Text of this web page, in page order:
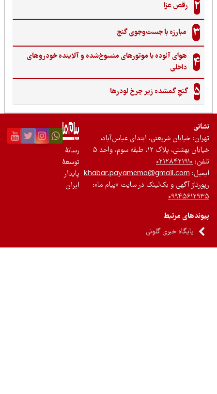
رقص عزا
مبارزه با جست‌وجوی گنج‌
هوای آلوده با موتورهای منسوخ‌شده و آلاینده خودروهای
داخلی
گنجِ گمشده زیر چرخ لودرها
خیابان شریعتی، ابتدای عباس‌آباد،
بهشتی، پلاک ۱۲، طبقه سوم، واحد ۵
۰۲۱۲۸۴۲۱۹۱۰
khabar.payamema@gmail.com
آگهی و بک‌لینک در سایت «پیام ما»:
مرتبط
پایگاه خبری گلونی
رسانۀ
توسعۀ
پایدار
ایران